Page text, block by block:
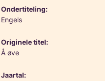
Ondertiteling:
Engels
Originele titel:
Å øve
Jaartal: